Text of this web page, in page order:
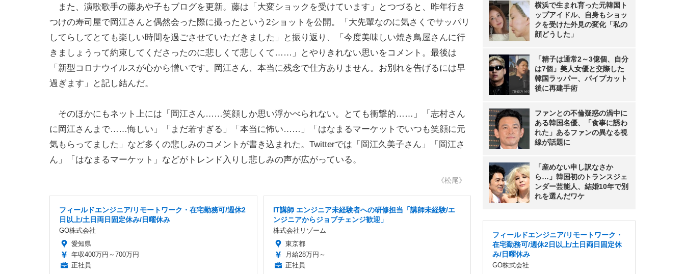
また、演歌歌手の藤あや子もブログを更新。藤は「大変ショックを受けています」とつづると、昨年行き
つけの寿司屋で岡江さんと偶然会った際に撮ったという2ショットを公開。「大先輩なのに気さくでサッパリ
してらしてとても楽しい時間を過ごさせていただきました」と振り返り、「今度美味しい焼き鳥屋さんに行
きましょうって約束してくださったのに悲しくて悲しくて……」とやりきれない思いをコメント。最後は
「新型コロナウイルスが心から憎いです。岡江さん、本当に残念で仕方ありません。お別れを告げるには早
過ぎます」と記し結んだ。
そのほかにもネット上には「岡江さん……笑顔しか思い浮かべられない。とても衝撃的……」「志村さん
に岡江さんまで……悔しい」「まだ若すぎる」「本当に怖い……」「はなまるマーケットでいつも笑顔に元
気もらってました」など多くの悲しみのコメントが書き込まれた。Twitterでは「岡江久美子さん」「岡江さ
ん」「はなまるマーケット」などがトレンド入りし悲しみの声が広がっている。
《松尾》
フィールドエンジニア/リモートワーク・在宅勤務可/週休2
日以上/土日両日固定休み/日曜休み
GO株式会社
愛知県
年収400万円～700万円
正社員
IT講師 エンジニア未経験者への研修担当「講師未経験/エ
ンジニアからジョブチェンジ歓迎」
株式会社リゾーム
東京都
月給28万円～
正社員
横浜で生まれ育った元韓国ト
ップアイドル、自身もショッ
クを受けた外見の変化「私の
顔どうした」
「精子は通常2～3億個、自分
は7個」美人女優と交際した
韓国ラッパー、パイプカット
後に再建手術
ファンとの不倫疑惑の渦中に
ある韓国名優、「食事に誘わ
れた」あるファンの異なる視
線が話題に
「産めない申し訳なさか
ら…」韓国初のトランスジェ
ンダー芸能人、結婚10年で別
れを選んだワケ
フィールドエンジニア/リモートワーク・
在宅勤務可/週休2日以上/土日両日固定休
み/日曜休み
GO株式会社